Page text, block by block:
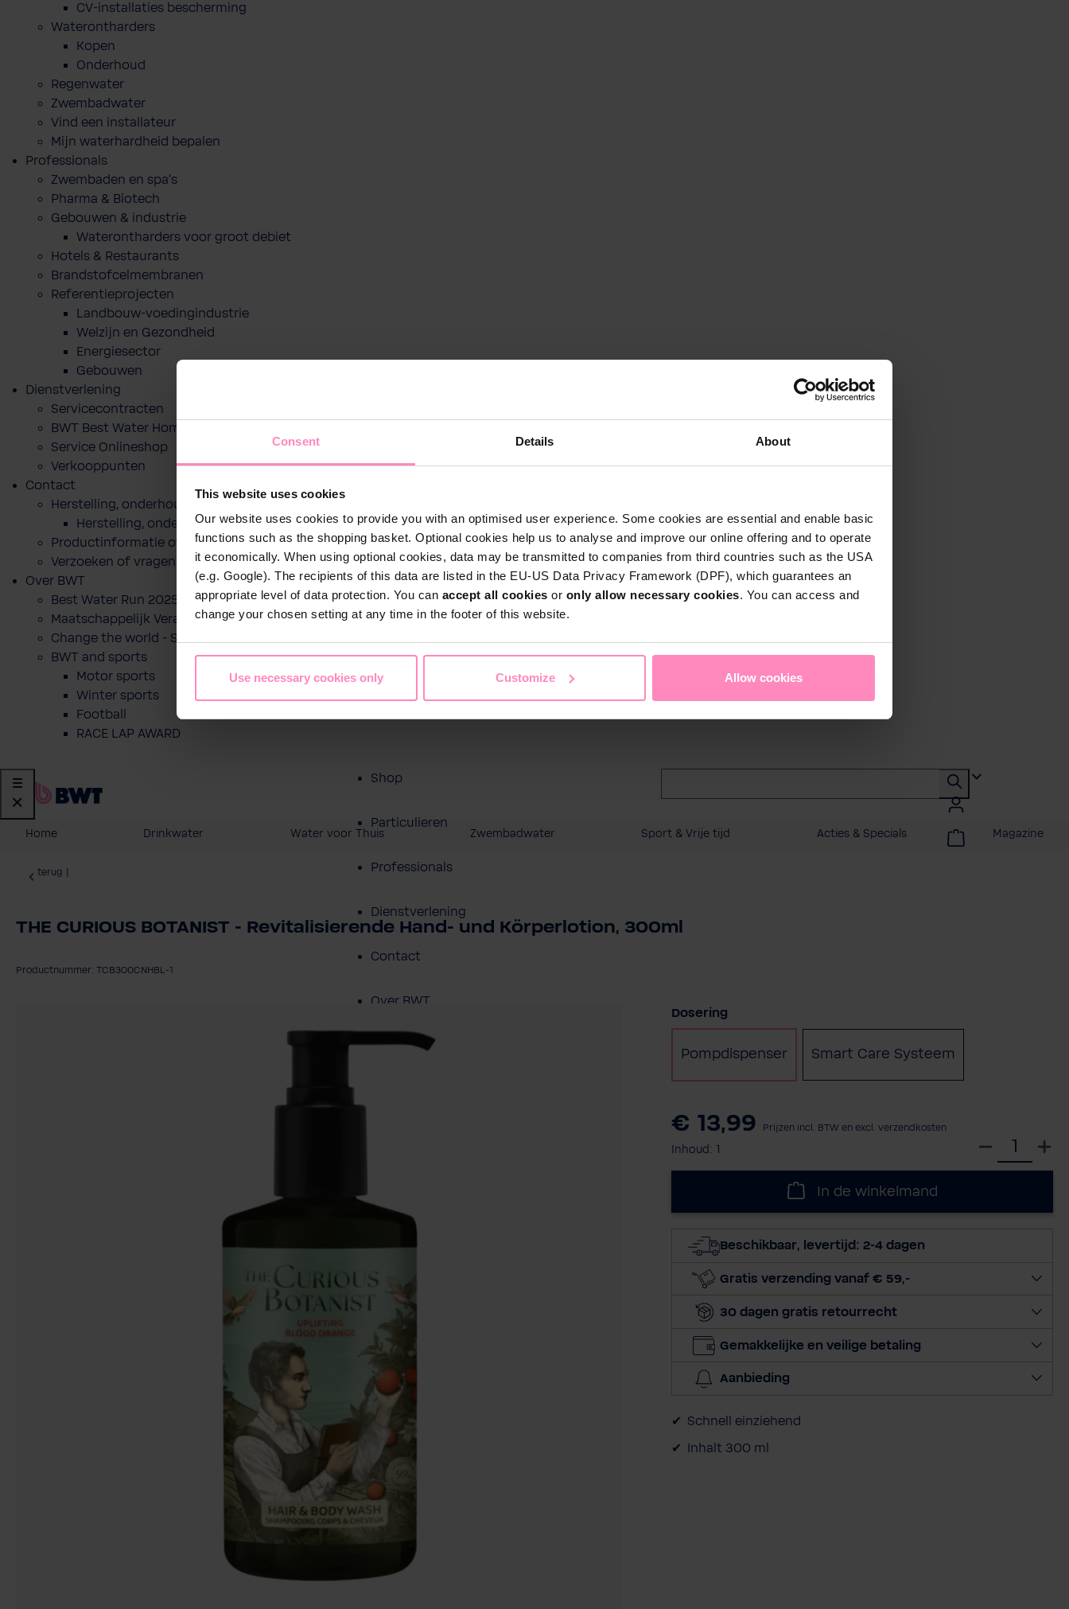
Consent Details About
This website uses cookies
Our website uses cookies to provide you with an optimised user experience. Some cookies are essential and enable basic
functions such as the shopping basket. Optional cookies help us to analyse and improve our online offering and to operate
it economically. When using optional cookies, data may be transmitted to companies from third countries such as the USA
(e.g. Google). The recipients of this data are listed in the EU-US Data Privacy Framework (DPF), which guarantees an
appropriate level of data protection. You can accept all cookies or only allow necessary cookies. You can access and
change your chosen setting at any time in the footer of this website.
Use necessary cookies only Customize Allow cookies
CV-installaties bescherming
Waterontharders
Kopen
Onderhoud
Regenwater
Zwembadwater
Vind een installateur
Mijn waterhardheid bepalen
Professionals
Zwembaden en spa's
Pharma & Biotech
Gebouwen & industrie
Waterontharders voor groot debiet
Hotels & Restaurants
Brandstofcelmembranen
Referentieprojecten
Landbouw-voedingindustrie
Welzijn en Gezondheid
Energiesector
Gebouwen
Dienstverlening
Servicecontracten
BWT Best Water Home app
Service Onlineshop
Verkooppunten
Contact
Herstelling, onderhoud of indienststelling
Herstelling, onderhoud of indienststelling
Productinformatie of prijsofferte voor een product
Verzoeken of vragen
Over BWT
Best Water Run 2025
Maatschappelijk Verantwoord Ondernemen
Change the world - Sip by sip
BWT and sports
Motor sports
Winter sports
Football
RACE LAP AWARD
Shop
Particulieren
Professionals
Dienstverlening
Contact
Over BWT
Home Drinkwater Water voor Thuis Zwembadwater Sport & Vrije tijd Acties & Specials Magazine
terug
THE CURIOUS BOTANIST - Revitalisierende Hand- und Körperlotion, 300ml
Productnummer: TCB300CNHBL-1
Selecteer
Dosering
Pompdispenser Smart Care Systeem
€ 13,99 Prijzen incl. BTW en excl. verzendkosten
Inhoud: 1
c
e
h
e
In de winkelmand
Beschikbaar, levertijd: 2-4 dagen
Gratis verzending vanaf € 59,-
30 dagen gratis retourrecht
Gemakkelijke en veilige betaling
Aanbieding
Schnell einziehend
Inhalt 300 ml